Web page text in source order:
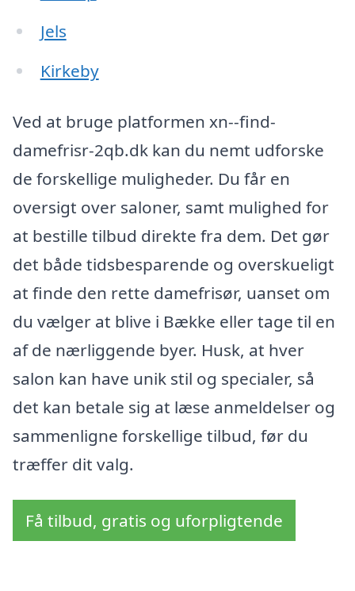
Jels
Kirkeby
Ved at bruge platformen xn--find-
damefrisr-2qb.dk kan du nemt udforske
de forskellige muligheder. Du får en
oversigt over saloner, samt mulighed for
at bestille tilbud direkte fra dem. Det gør
det både tidsbesparende og overskueligt
at finde den rette damefrisør, uanset om
du vælger at blive i Bække eller tage til en
af de nærliggende byer. Husk, at hver
salon kan have unik stil og specialer, så
det kan betale sig at læse anmeldelser og
sammenligne forskellige tilbud, før du
træffer dit valg.
Få tilbud, gratis og uforpligtende